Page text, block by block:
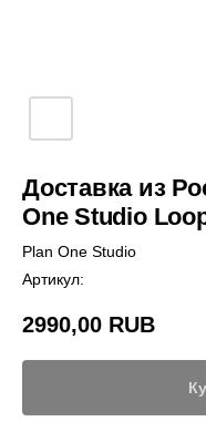
Доставка из
One Studio
Plan One Studio
Артикул:
2990,00 RUB